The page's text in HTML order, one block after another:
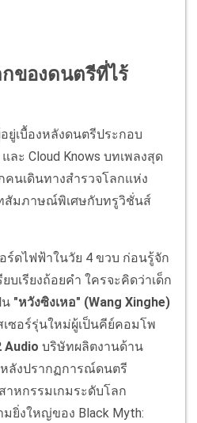
ของดนตรีที่ไร้
ยู่เบื้องหลังดนตรีประกอบ
และ Cloud Knows บทเพลงสุด
นเดินทางสำรวจโลกแห่ง
สัมภาษณ์พิเศษกับทรูวิชั่นส์
ดไฟฟ้าในวัย 4 ขวบ ก่อนรู้จัก
บเรียงถ้อยคำ ใครจะคิดว่าเด็ก
น "หวังซิงเหอ" (Wang Xinghe)
ซอร์รุ่นใหม่ผู้เป็นคีย์คอมโพ
Audio บริษัทผลิตงานด้าน
ลังปรากฏการณ์ดนตรี
หกรรมเกมระดับโลก
ยิ่งใหญ่ของ Black Myth: